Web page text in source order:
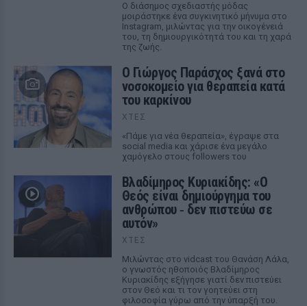
Ο διάσημος σχεδιαστής μόδας
μοιράστηκε ένα συγκινητικό μήνυμα στο
Instagram, μιλώντας για την οικογένειά
του, τη δημιουργικότητά του και τη χαρά
της ζωής.
O Γιώργος Παράσχος ξανά στο
νοσοκομείο για θεραπεία κατά
του καρκίνου
ΧΤΕΣ
«Πάμε για νέα θεραπεία», έγραψε στα
social media και χάρισε ένα μεγάλο
χαμόγελο στους followers του
Βλαδίμηρος Κυριακίδης: «Ο
Θεός είναι δημιούργημα του
ανθρώπου ‑ δεν πιστεύω σε
αυτόν»
ΧΤΕΣ
Μιλώντας στο vidcast του Θανάση Λάλα,
ο γνωστός ηθοποιός Βλαδίμηρος
Κυριακίδης εξήγησε γιατί δεν πιστεύει
στον Θεό και τι τον γοητεύει στη
φιλοσοφία γύρω από την ύπαρξή του.